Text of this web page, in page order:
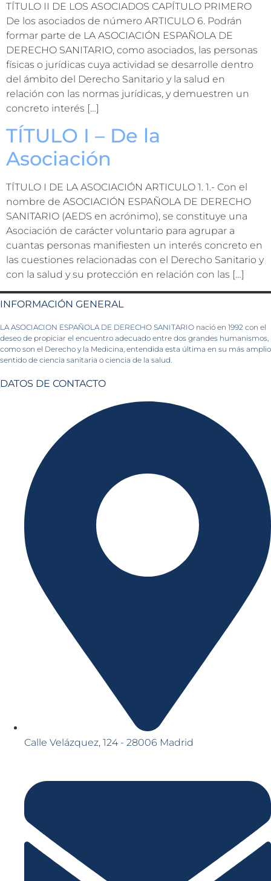
TÍTULO II DE LOS ASOCIADOS CAPÍTULO PRIMERO
De los asociados de número ARTICULO 6. Podrán
formar parte de LA ASOCIACIÓN ESPAÑOLA DE
DERECHO SANITARIO, como asociados, las personas
físicas o jurídicas cuya actividad se desarrolle dentro
del ámbito del Derecho Sanitario y la salud en
relación con las normas jurídicas, y demuestren un
concreto interés […]
TÍTULO I – De la
Asociación
TÍTULO I DE LA ASOCIACIÓN ARTICULO 1. 1.- Con el
nombre de ASOCIACIÓN ESPAÑOLA DE DERECHO
SANITARIO (AEDS en acrónimo), se constituye una
Asociación de carácter voluntario para agrupar a
cuantas personas manifiesten un interés concreto en
las cuestiones relacionadas con el Derecho Sanitario y
con la salud y su protección en relación con las […]
INFORMACIÓN GENERAL
LA ASOCIACION ESPAÑOLA DE DERECHO SANITARIO nació en 1992 con el
deseo de propiciar el encuentro adecuado entre dos grandes humanismos,
como son el Derecho y la Medicina, entendida esta última en su más amplio
sentido de ciencia sanitaria o ciencia de la salud.
DATOS DE CONTACTO
Calle Velázquez, 124 - 28006 Madrid